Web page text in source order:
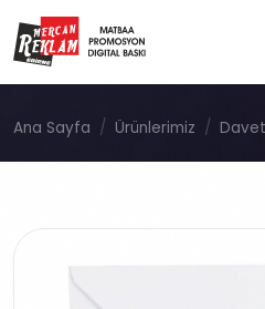
Ana Sayfa Ürünlerimiz